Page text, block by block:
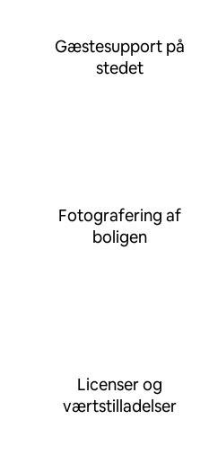
Gæstesupport på
stedet
Fotografering af
boligen
Licenser og
værtstilladelser